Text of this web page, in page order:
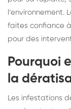
l’environnement.
faites confiance
pour des
Pourquoi
la
Les infestations